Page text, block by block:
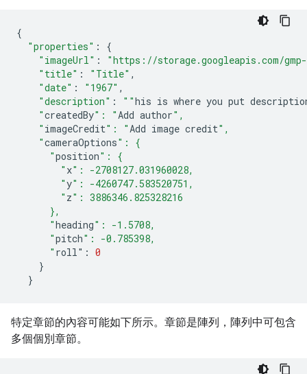
{
"properties" :
{
"imageUrl" :
"https://storage.googleapis.com/
"title" : "Title" ,
"date" : "1967" ,
"description" : ""his is where you put
    "
createdBy": "Add author",
    "
imageCredit": "Add image credit",
    "
cameraOptions": {
      "
position": {
        "
x": -2708127.031960028,
        "
y": -4260747.583520751,
        "
z": 3886346.825328216
      },
      "
heading": -1.5708,
      "
pitch": -0.785398,
      "
roll" : 0
}
}
特定章節的內容可能如下所示。章節是陣列，陣列中可包含
多個個別章節。